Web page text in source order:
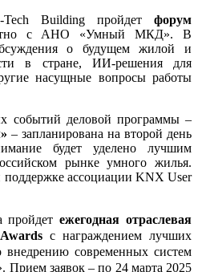
Building пройдет форум
с АНО «Умный МКД». В
о будущем жилой и
в стране, ИИ-решения для
насущные вопросы работы
событий деловой программы –
– запланирована на второй день
будет уделено лучшим
рынке умного жилья.
ассоциации KNX User
пройдетежегодная отраслевая
Awards с награждением лучших
внедрению современных систем
Прием заявок – по 24 марта 2025